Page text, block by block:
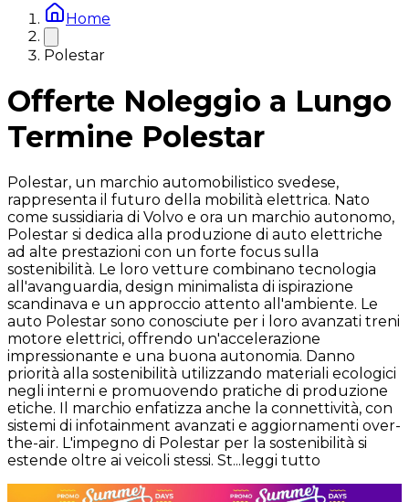
Home
Polestar
Offerte Noleggio a Lungo
Termine Polestar
Polestar, un marchio automobilistico svedese,
rappresenta il futuro della mobilità elettrica. Nato
come sussidiaria di Volvo e ora un marchio autonomo,
Polestar si dedica alla produzione di auto elettriche
ad alte prestazioni con un forte focus sulla
sostenibilità. Le loro vetture combinano tecnologia
all'avanguardia, design minimalista di ispirazione
scandinava e un approccio attento all'ambiente. Le
auto Polestar sono conosciute per i loro avanzati treni
motore elettrici, offrendo un'accelerazione
impressionante e una buona autonomia. Danno
priorità alla sostenibilità utilizzando materiali ecologici
negli interni e promuovendo pratiche di produzione
etiche. Il marchio enfatizza anche la connettività, con
sistemi di infotainment avanzati e aggiornamenti over-
the-air. L'impegno di Polestar per la sostenibilità si
estende oltre ai veicoli stessi. St... leggi tutto